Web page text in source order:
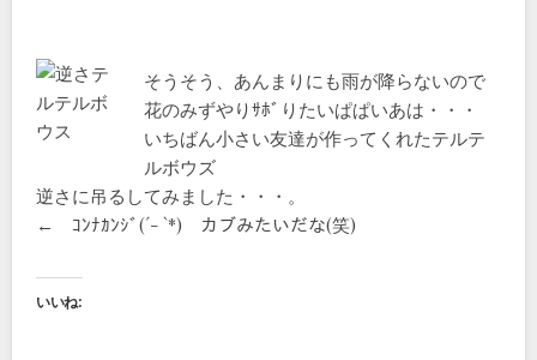
そうそう、あんまりにも雨が降らないので
花のみずやりｻﾎﾞりたいぱぱいあは・・・
いちばん小さい友達が作ってくれたテルテ
ルボウズ
逆さに吊るしてみました・・・。
← ｺﾝﾅｶﾝｼﾞ(´- `*) カブみたいだな(笑)
いいね: